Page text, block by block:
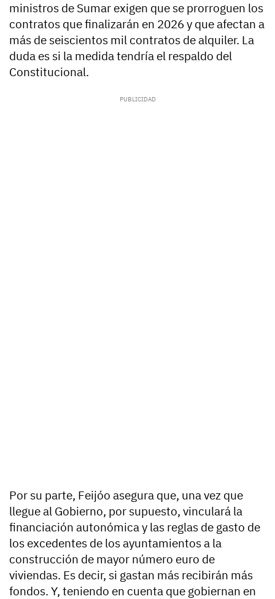
ministros de Sumar exigen que se prorroguen los
contratos que finalizarán en 2026 y que afectan a
más de seiscientos mil contratos de alquiler. La
duda es si la medida tendría el respaldo del
Constitucional.
Por su parte, Feijóo asegura que, una vez que
llegue al Gobierno, por supuesto, vinculará la
financiación autonómica y las reglas de gasto de
los excedentes de los ayuntamientos a la
construcción de mayor número euro de
viviendas. Es decir, si gastan más recibirán más
fondos. Y, teniendo en cuenta que gobiernan en